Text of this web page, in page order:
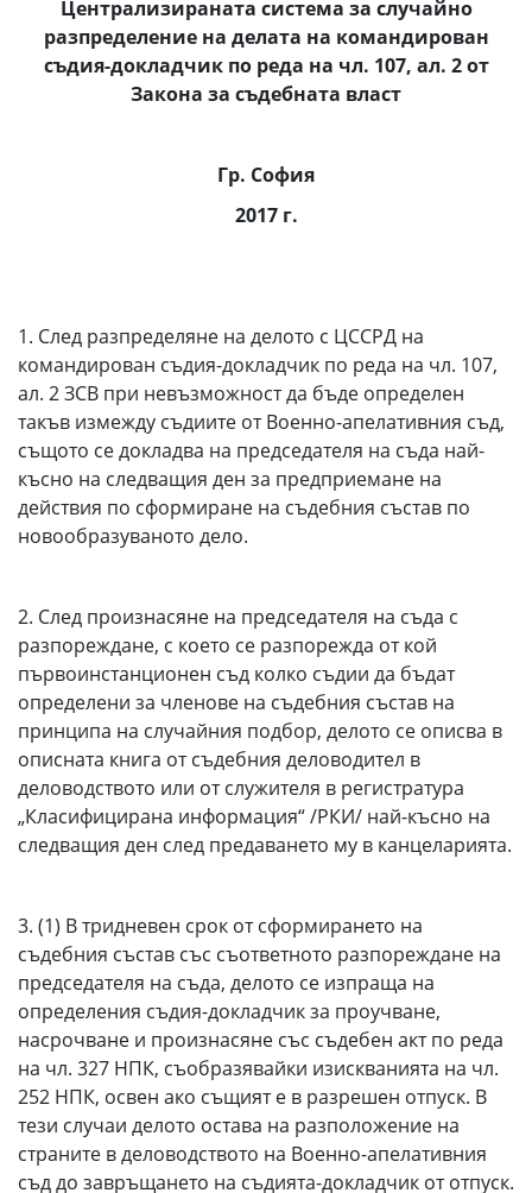
Централизираната система за случайно
разпределение на делата на командирован
съдия-докладчик по реда на чл. 107, ал. 2 от
Закона за съдебната власт
Гр. София
2017 г.
1. След разпределяне на делото с ЦССРД на
командирован съдия-докладчик по реда на чл. 107,
ал. 2 ЗСВ при невъзможност да бъде определен
такъв измежду съдиите от Военно-апелативния съд,
същото се докладва на председателя на съда най-
късно на следващия ден за предприемане на
действия по сформиране на съдебния състав по
новообразуваното дело.
2. След произнасяне на председателя на съда с
разпореждане, с което се разпорежда от кой
първоинстанционен съд колко съдии да бъдат
определени за членове на съдебния състав на
принципа на случайния подбор, делото се описва в
описната книга от съдебния деловодител в
деловодството или от служителя в регистратура
„Класифицирана информация“ /РКИ/ най-късно на
следващия ден след предаването му в канцеларията.
3. (1) В тридневен срок от сформирането на
съдебния състав със съответното разпореждане на
председателя на съда, делото се изпраща на
определения съдия-докладчик за проучване,
насрочване и произнасяне със съдебен акт по реда
на чл. 327 НПК, съобразявайки изискванията на чл.
252 НПК, освен ако същият е в разрешен отпуск. В
тези случаи делото остава на разположение на
страните в деловодството на Военно-апелативния
съд до завръщането на съдията-докладчик от отпуск.